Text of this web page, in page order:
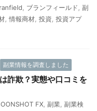
ブランフィールド 副
情報商材 投資 投資アプ
副業情報を調査しました
詐欺？実態や口コミを
FX 副業 副業検